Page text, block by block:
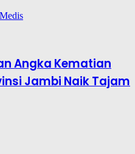
Angka Kematian
Jambi Naik Tajam